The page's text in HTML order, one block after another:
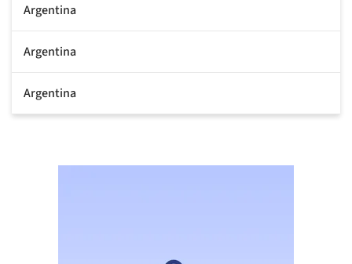
Argentina
Argentina
Argentina